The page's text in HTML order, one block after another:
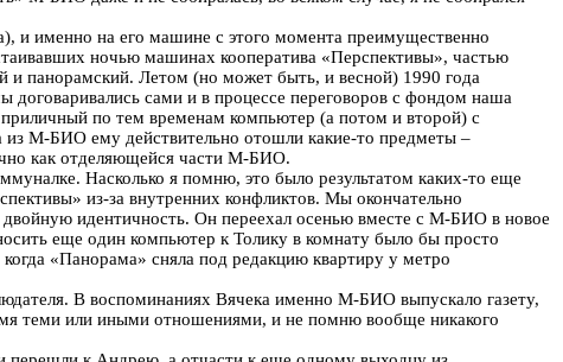
и именно на его машине с этого момента преимущественно
ночью машинах кооператива «Перспективы», частью
панорамский. Летом (но может быть, и весной) 1990 года
сами и в процессе переговоров с фондом наша
по тем временам компьютер (а потом и второй) с
М-БИО ему действительно отошли какие-то предметы –
как отделяющейся части М-БИО.
Насколько я помню, это было результатом каких-то еще
из-за внутренних конфликтов. Мы окончательно
идентичность. Он переехал осенью вместе с М-БИО в новое
еще один компьютер к Толику в комнату было бы просто
«Панорама» сняла под редакцию квартиру у метро
В воспоминаниях Вячека именно М-БИО выпускало газету,
теми или иными отношениями, и не помню вообще никакого